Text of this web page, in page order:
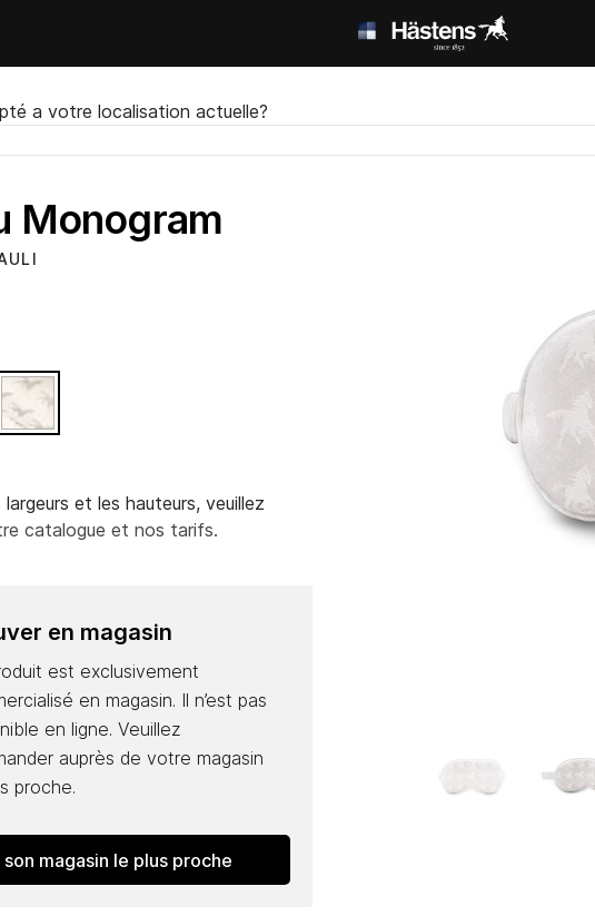
a votre localisation actuelle?
Monogram
et les hauteurs, veuillez
catalogue et nos tarifs.
en magasin
est exclusivement
en magasin. Il n’est pas
en ligne. Veuillez
auprès de votre magasin
proche.
magasin le plus proche